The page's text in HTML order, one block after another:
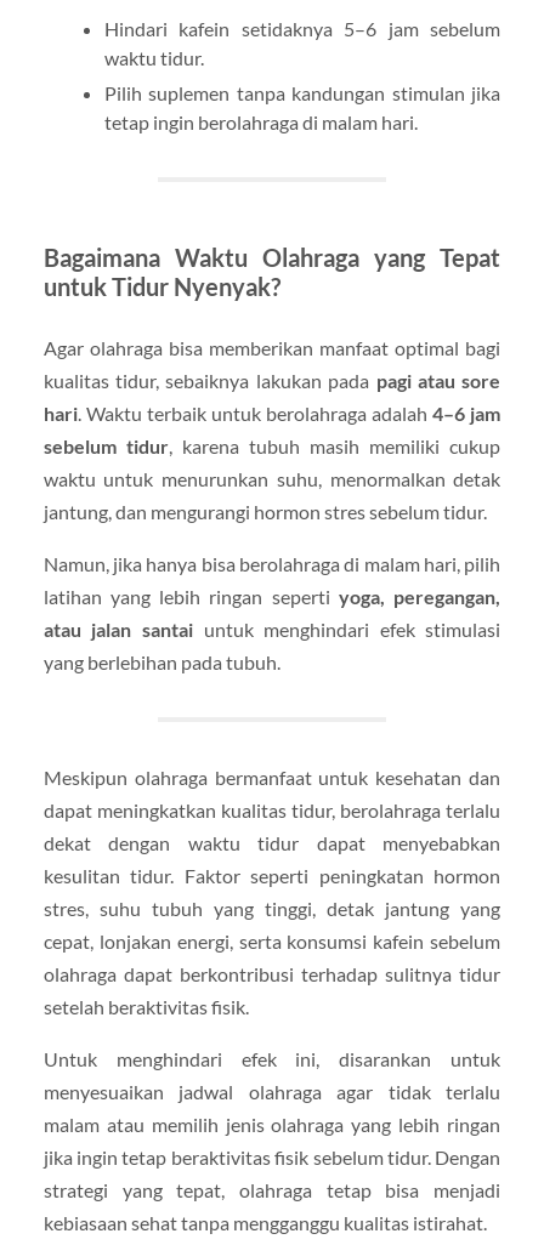
Hindari kafein setidaknya 5–6 jam sebelum
waktu tidur.
Pilih suplemen tanpa kandungan stimulan jika
tetap ingin berolahraga di malam hari.
Bagaimana Waktu Olahraga yang Tepat
untuk Tidur Nyenyak?
Agar olahraga bisa memberikan manfaat optimal bagi
kualitas tidur, sebaiknya lakukan pada pagi atau sore
hari. Waktu terbaik untuk berolahraga adalah4–6 jam
sebelum tidur, karena tubuh masih memiliki cukup
waktu untuk menurunkan suhu, menormalkan detak
jantung, dan mengurangi hormon stres sebelum tidur.
Namun, jika hanya bisa berolahraga di malam hari, pilih
latihan yang lebih ringan seperti yoga, peregangan,
atau jalan santaiuntuk menghindari efek stimulasi
yang berlebihan pada tubuh.
Meskipun olahraga bermanfaat untuk kesehatan dan
dapat meningkatkan kualitas tidur, berolahraga terlalu
dekat dengan waktu tidur dapat menyebabkan
kesulitan tidur. Faktor seperti peningkatan hormon
stres, suhu tubuh yang tinggi, detak jantung yang
cepat, lonjakan energi, serta konsumsi kafein sebelum
olahraga dapat berkontribusi terhadap sulitnya tidur
setelah beraktivitas fisik.
Untuk menghindari efek ini, disarankan untuk
menyesuaikan jadwal olahraga agar tidak terlalu
malam atau memilih jenis olahraga yang lebih ringan
jika ingin tetap beraktivitas fisik sebelum tidur. Dengan
strategi yang tepat, olahraga tetap bisa menjadi
kebiasaan sehat tanpa mengganggu kualitas istirahat.